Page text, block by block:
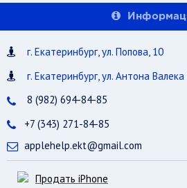
г. Екатеринбург, ул. Попова, 10
г. Екатеринбург, ул. Антона
8 (982) 694-84-85
+7 (343) 271-84-85
applehelp.ekt@gmail.com
Продать iPhone